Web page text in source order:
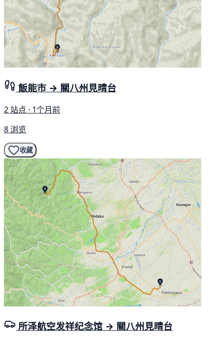
飯能市 → 關八州見晴台
2 站点 · 1个月前
8 浏览
收藏
所泽航空发祥纪念馆 → 關八州見晴台